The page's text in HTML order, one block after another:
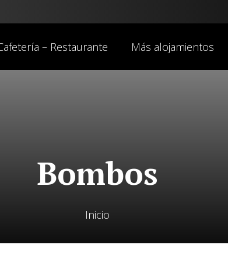
– Restaurante Más alojamientos
Bombos
Inicio